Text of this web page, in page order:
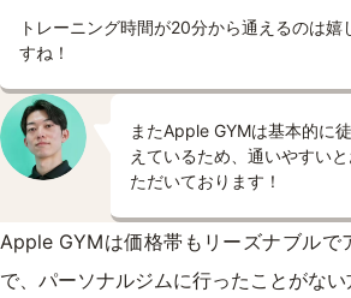
トレーニング時間が20分から通えるのは嬉
すね！
またApple GYMは基本的に
えているため、通いやすい
ただいております！
Apple GYMは価格帯もリーズナブルで
で、パーソナルジムに行ったことがな